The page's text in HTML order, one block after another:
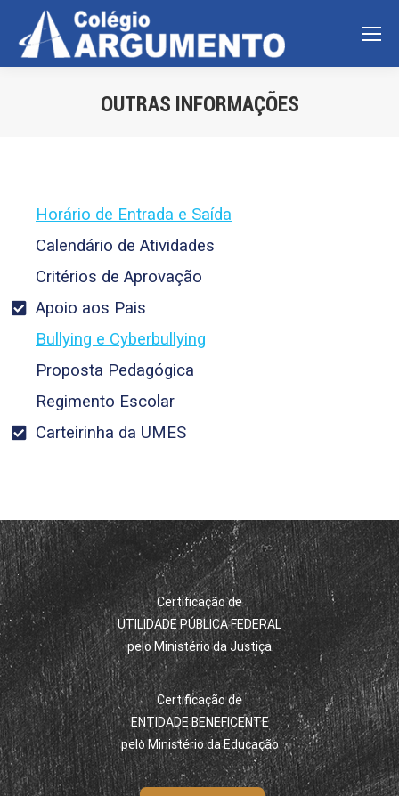
OUTRAS INFORMAÇÕES
Horário de Entrada e Saída
Calendário de Atividades
Critérios de Aprovação
Apoio aos Pais
Bullying e Cyberbullying
Proposta Pedagógica
Regimento Escolar
Carteirinha da UMES
Certificação de
UTILIDADE PÚBLICA FEDERAL
pelo Ministério da Justiça
Certificação de
ENTIDADE BENEFICENTE
pelo Ministério da Educação